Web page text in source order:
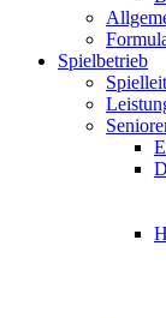
Spielbetrieb